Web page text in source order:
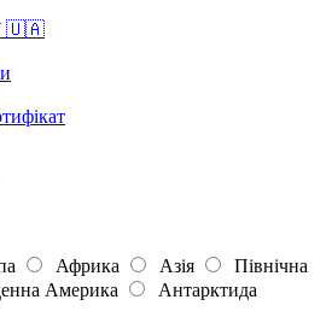
🇺🇦
Африка Азія
Північна
Америка Антарктида